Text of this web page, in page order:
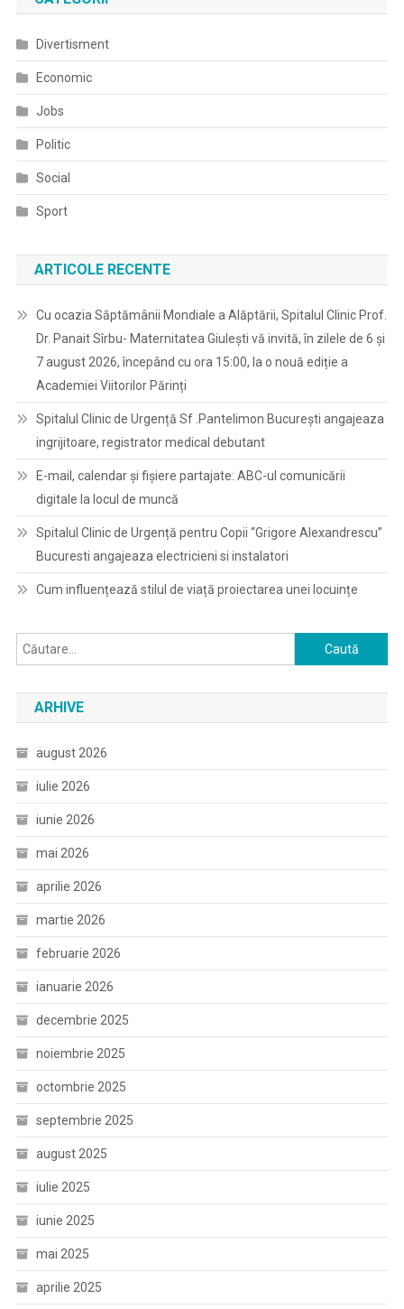
Divertisment
Economic
Jobs
Politic
Social
Sport
ARTICOLE RECENTE
Cu ocazia Săptămânii Mondiale a Alăptării, Spitalul Clinic Prof.
Dr. Panait Sîrbu- Maternitatea Giulești vă invită, în zilele de 6 și
7 august 2026, începând cu ora 15:00, la o nouă ediție a
Academiei Viitorilor Părinți
Spitalul Clinic de Urgență Sf .Pantelimon București angajeaza
ingrijitoare, registrator medical debutant
E-mail, calendar şi fişiere partajate: ABC-ul comunicării
digitale la locul de muncă
Spitalul Clinic de Urgență pentru Copii “Grigore Alexandrescu”
Bucuresti angajeaza electricieni si instalatori
Cum influențează stilul de viață proiectarea unei locuințe
Caută
după:
ARHIVE
august 2026
iulie 2026
iunie 2026
mai 2026
aprilie 2026
martie 2026
februarie 2026
ianuarie 2026
decembrie 2025
noiembrie 2025
octombrie 2025
septembrie 2025
august 2025
iulie 2025
iunie 2025
mai 2025
aprilie 2025